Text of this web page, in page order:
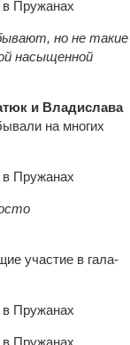
но не такие
насыщенной
и Владислава
на многих
участие в гала-